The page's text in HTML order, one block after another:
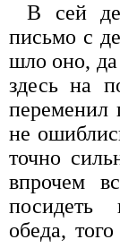
В сей
письмо с
шло оно,
здесь на
не
точно
впрочем
посидеть
обеда,